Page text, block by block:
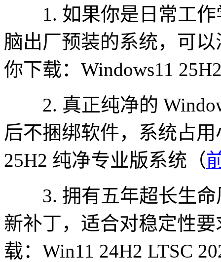
1. 如果你是日常工作
脑出厂预装的系统，可
你下载：Windows11
2. 真正纯净的
后不捆绑软件，系统占
25H2 纯净专业版系统（
3. 拥有五年超长生命
新补丁，适合对稳定性
载：Win11 24H2 LTSC